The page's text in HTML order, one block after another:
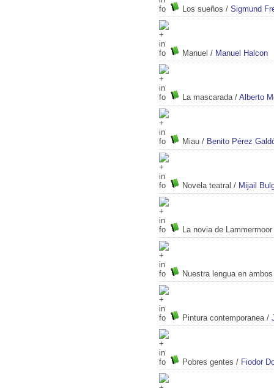
Los sueños / Sigmund
Manuel / Manuel Halcon
La mascarada / Alberto
Miau / Benito Pérez
Novela teatral / Mijail
La novia de Lammermoor
Nuestra lengua en
Pintura contemporanea /
Pobres gentes / Fiodor